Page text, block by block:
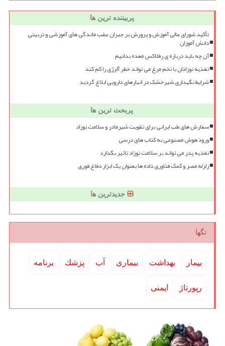
پربیننده ترین ها
تأکید شورای عالی آموزش و پرورش بر جبران عقب ماندگی های آموزشی و تربیتی
دانش آموزان
آن چه باید درباره ی رفلاکس معده بدانیم
تغذیه نوزادان با تخم مرغ می تواند خطر آلرژی را کم کند
شرایط نگهداری شیرخشک در انبارهای دارویی ابلاغ گردید
پربحث ترین ها
سفارش های طب ایرانی برای تقویت شیرمادر و سلامت نوزاد
ورود هوش مصنوعی به کتاب های درسی
تغذیه پدر می تواند بر سلامت نوزاد تاثیر بگذارد
زلزله مصر و کمک فناوری داده ها بعنوان یک ابزار دفاع فوری
جدیدترین ها
تگها
بیمار بهداشت بیماری آب پزشك برنامه
رپورتاژ ایمنی